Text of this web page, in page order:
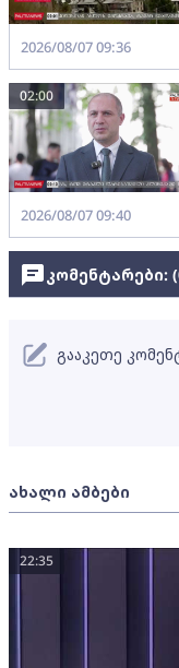
2026/08/07 09:36
02:00
2026/08/07 09:40
ახალი ამბები
22:35
კომენტარები: (
გააკეთე